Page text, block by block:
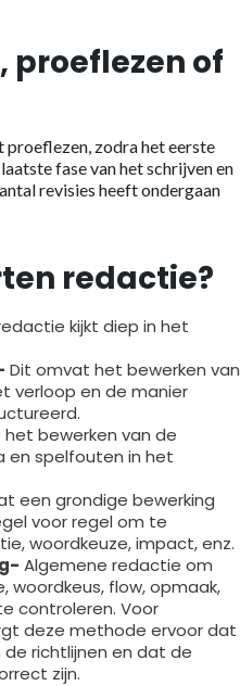
proeflezen of
zodra het eerste
fase van het schrijven en
revisies heeft ondergaan
redactie?
kijkt diep in het
Dit omvat het bewerken van
verloop en de manier
bewerken van de
en spelfouten in het
een grondige bewerking
voor regel om te
woordkeuze, impact, enz.
Algemene redactie om
flow, opmaak,
controleren. Voor
deze methode ervoor dat
richtlijnen en dat de
zijn.